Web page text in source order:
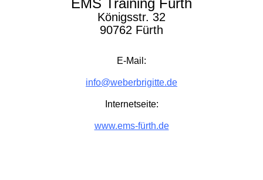
Königsstr. 32
90762 Fürth
E-Mail:
info@weberbrigitte.de
Internetseite:
www.ems-fürth.de